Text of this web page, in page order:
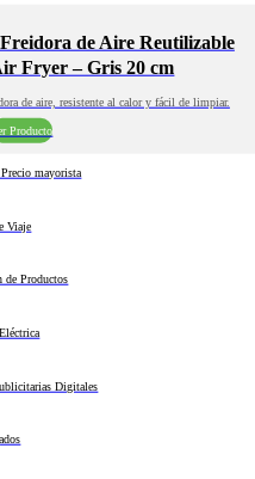
de Aire Reutilizable
Fryer – Gris 20 cm
de aire, resistente al calor y fácil de limpiar.
Producto
mayorista
Viaje
de Productos
Digitales